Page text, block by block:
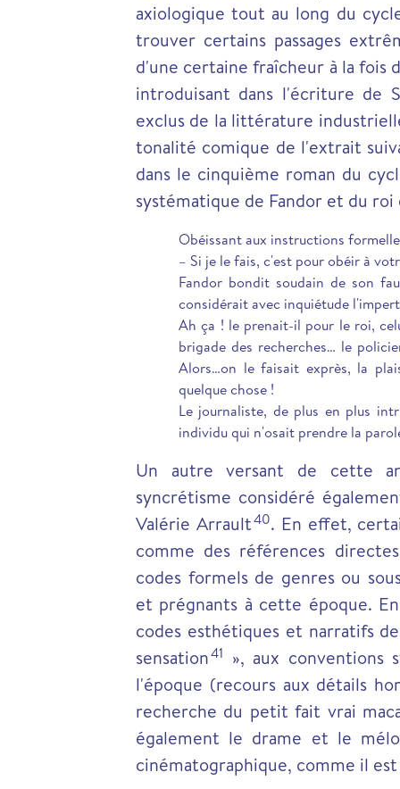
axiologique tout au long du
trouver certains passages
d'une certaine fraîcheur à la fois
introduisant dans l'écriture de
exclus de la littérature
tonalité comique de l'extrait
dans le cinquième roman du
systématique de Fandor et du
Obéissant aux instructions
– Si je le fais, c'est pour obéir à
Fandor bondit soudain de son
considérait avec inquiétude
Ah ça ! le prenait-il pour le roi,
brigade des recherches… le
Alors…on le faisait exprès, la
quelque chose !
Le journaliste, de plus en plus
individu qui n'osait prendre la
Un autre versant de cette
syncrétisme considéré
Valérie Arrault40. En effet,
comme des références
codes formels de genres ou
et prégnants à cette époque.
codes esthétiques et narratifs
sensation41 », aux conventions
l'époque (recours aux détails
recherche du petit fait vrai
également le drame et le
cinématographique, comme il